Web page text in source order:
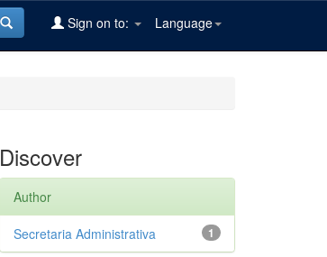
Language
Sign on to:
Discover
Author
1
Secretaria Administrativa